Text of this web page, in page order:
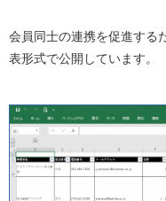
会員同士の連携を促進する
表形式で公開しています。